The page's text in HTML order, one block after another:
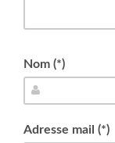
Nom (*)
Adresse mail (*)